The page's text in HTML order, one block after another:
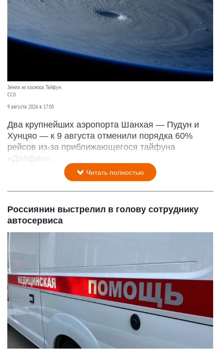
Земля из космоса. Тайфун.
СС0
9 августа 2026 в 17:05
Два крупнейших аэропорта Шанхая — Пудун и
Хунцяо — к 9 августа отменили порядка 60%
рейсов из-за приближающегося тайфуна
«Долфин».
Читать полностью
Россиянин выстрелил в голову сотруднику
автосервиса